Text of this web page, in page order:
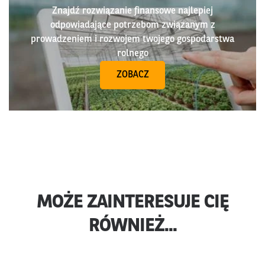
Znajdź rozwiązanie finansowe najlepiej
odpowiadające potrzebom związanym z
prowadzeniem i rozwojem twojego gospodarstwa
rolnego
ZOBACZ
MOŻE ZAINTERESUJE CIĘ
RÓWNIEŻ...